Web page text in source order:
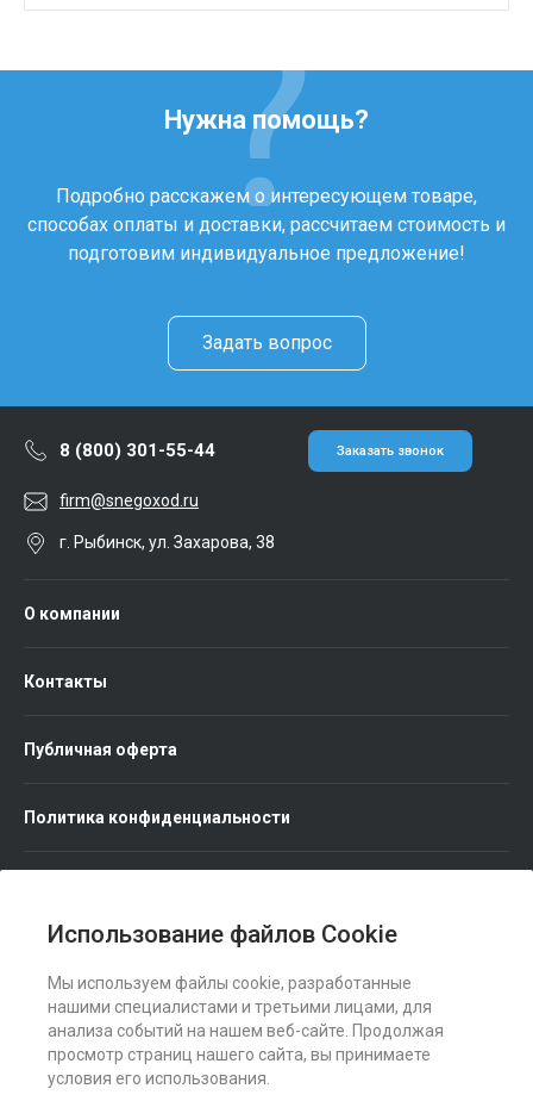
Использование файлов Cookie
Мы используем файлы cookie, разработанные
нашими специалистами и третьими лицами, для
анализа событий на нашем веб-сайте. Продолжая
просмотр страниц нашего сайта, вы принимаете
условия его использования.
Нужна помощь?
Подробно расскажем о интересующем товаре,
способах оплаты и доставки, рассчитаем стоимость и
подготовим индивидуальное предложение!
Задать вопрос
8 (800) 301-55-44 Заказать звонок
firm@snegoxod.ru
г. Рыбинск, ул. Захарова, 38
О компании
Контакты
Публичная оферта
Политика конфиденциальности
Мы в соц. сетях